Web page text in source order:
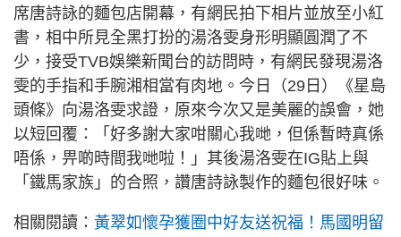
席唐詩詠的麵包店開幕，有網民拍下相片並放至小紅
書，相中所見全黑打扮的湯洛雯身形明顯圓潤了不
少，接受TVB娛樂新聞台的訪問時，有網民發現湯洛
雯的手指和手腕湘相當有肉地。今日（29日）《星島
頭條》向湯洛雯求證，原來今次又是美麗的誤會，她
以短回覆：「好多謝大家咁關心我哋，但係暫時真係
唔係，畀啲時間我哋啦！」其後湯洛雯在IG貼上與
「鐵馬家族」的合照，讚唐詩詠製作的麵包很好味。
相關閱讀： 黃翠如懷孕獲圈中好友送祝福！馬國明留